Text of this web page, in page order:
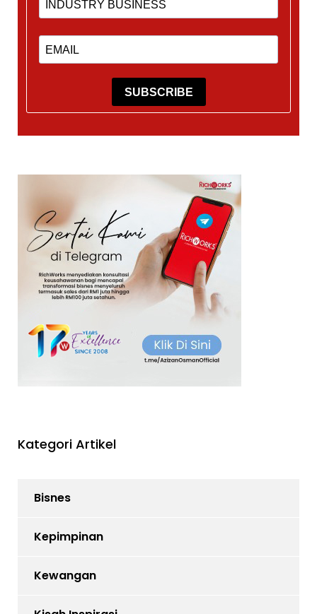
SUBSCRIBE
Kategori Artikel
Bisnes
Kepimpinan
Kewangan